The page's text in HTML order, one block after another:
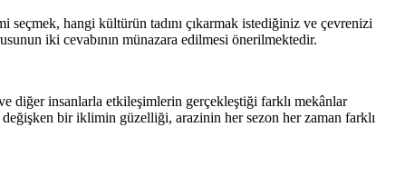
seçmek, hangi kültürün tadını çıkarmak istediğiniz ve çevrenizi
iki cevabının münazara edilmesi önerilmektedir.
diğer insanlarla etkileşimlerin gerçekleştiği farklı mekânlar
bir iklimin güzelliği, arazinin her sezon her zaman farklı